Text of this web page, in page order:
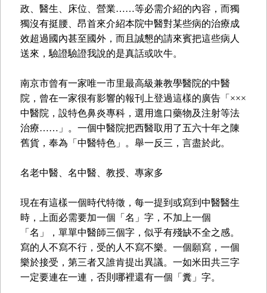
政、醫生、床位、營業……等必需介紹的內容，而獨
獨沒有挺腰、昂首來介紹本院中醫對某些病的治療成
效超過國內甚至國外，而且誠懇的請來賓把這些病人
送來，驗證驗證我說的是真話或吹牛。
南京市曾有一家唯一市里最高級兼教學醫院的中醫
院，曾在一家很有影響的報刊上登過這樣的廣告「×××
中醫院，設特色鼻炎專科，選用進口藥物及注射等法
治療……」。一個中醫院把西醫取用了五六十年之陳
舊貨，奉為「中醫特色」。舉一反三，言盡於此。
名老中醫、名中醫、教授、專家多
現在有這樣一個時代特徵，每一提到或寫到中醫醫生
時，上面必需要加一個「名」字，不加上一個
「名」，單單中醫師三個字，似乎有殘缺不全之感。
寫的人不寫不行，受的人不寫不樂。一個願寫，一個
樂於接受，第三者又誰肯提出異議。一如米田共三字
一定要連在一連，否則哪裡還有一個「糞」字。